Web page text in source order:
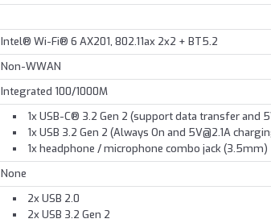
Intel® Wi-Fi® 6 AX201, 802.11ax 2x2 + BT5.2
Non-WWAN
Integrated 100/1000M
1x USB-C® 3.2 Gen 2 (support data transfer and
1x USB 3.2 Gen 2 (Always On and 5V@2.1A
1x headphone / microphone combo jack (3.5mm)
None
2x USB 2.0
2x USB 3.2 Gen 2